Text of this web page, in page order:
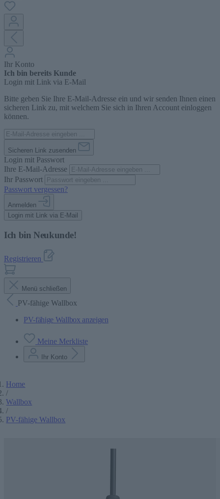
Ihr Konto
Ich bin bereits Kunde
Login mit Link via E-Mail
Bitte geben Sie Ihre E-Mail-Adresse ein und wir senden Ihnen einen
sicheren Link zu, mit welchem Sie sich in Ihren Account einloggen
können.
Sicheren Link zusenden
Login mit Passwort
Ihre E-Mail-Adresse
Ihr Passwort
Passwort vergessen?
Anmelden
Login mit Link via E-Mail
Ich bin Neukunde!
Registrieren
Menü schließen
PV-fähige Wallbox
PV-fähige Wallbox anzeigen
Meine Merkliste
Ihr Konto
Home
/
Wallbox
/
PV-fähige Wallbox